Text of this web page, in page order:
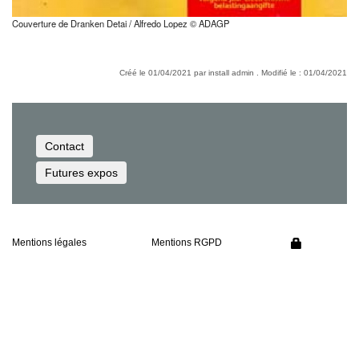
Couverture de Dranken Detai / Alfredo Lopez © ADAGP
Créé le 01/04/2021 par install admin . Modifié le : 01/04/2021
Contact
Futures expos
Mentions légales Mentions RGPD